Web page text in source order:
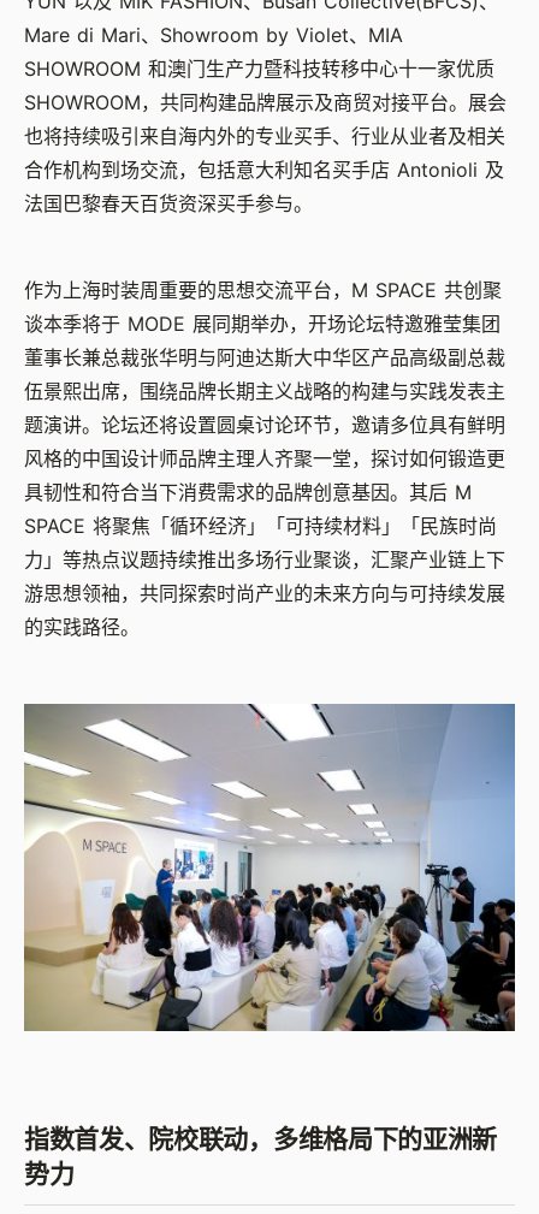
Mare di Mari、 Showroom by Violet、 MIA
SHOWROOM 和澳门生产力暨科技转移中心十一家优质
SHOWROOM，共同构建品牌展示及商贸对接平台。展会
也将持续吸引来自海内外的专业买手、行业从业者及相关
合作机构到场交流，包括意大利知名买手店 Antonioli 及
法国巴黎春天百货资深买手参与。
作为上海时装周重要的思想交流平台， M SPACE 共创聚
谈本季将于 MODE 展同期举办，开场论坛特邀雅莹集团
董事长兼总裁张华明与阿迪达斯大中华区产品高级副总裁
伍景熙出席，围绕品牌长期主义战略的构建与实践发表主
题演讲。论坛还将设置圆桌讨论环节，邀请多位具有鲜明
风格的中国设计师品牌主理人齐聚一堂，探讨如何锻造更
具韧性和符合当下消费需求的品牌创意基因。其后 M
SPACE 将聚焦「循环经济」「可持续材料」「民族时尚
力」等热点议题持续推出多场行业聚谈，汇聚产业链上下
游思想领袖，共同探索时尚产业的未来方向与可持续发展
的实践路径。
指数首发、院校联动，多维格局下的亚洲新
势力